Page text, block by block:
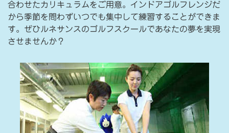
合わせたカリキュラムをご用意。インドアゴルフレンジだ
から季節を問わずいつでも集中して練習することができま
す。ぜひルネサンスのゴルフスクールであなたの夢を実現
させませんか？